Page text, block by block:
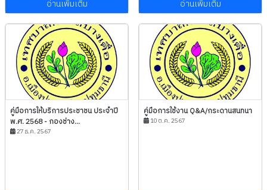
อ่านเพิ่มเติม อ่านเพิ่มเติม
คู่มือการให้บริการประชาชน ประจำปี
พ.ศ. 2568 - กองช่าง...
27 ธ.ค. 2567
คู่มือการใช้งาน Q&A/กระดานสนทนา
10 ต.ค. 2567